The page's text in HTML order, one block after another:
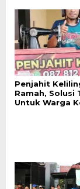
Penjahit
Ramah, Solusi
Untuk Warga